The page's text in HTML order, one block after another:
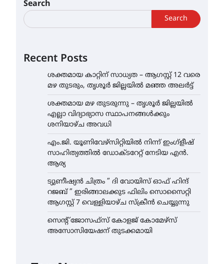
Search
Search
Recent Posts
ശക്തമായ കാറ്റിന് സാധ്യത – ആഗസ്റ്റ് 12 വരെ
മഴ തുടരും, തൃശൂർ ജില്ലയിൽ മഞ്ഞ അലർട്ട്
ശക്തമായ മഴ തുടരുന്നു – തൃശൂർ ജില്ലയിൽ
എല്ലാ വിദ്യാഭ്യാസ സ്ഥാപനങ്ങൾക്കും
ശനിയാഴ്ച അവധി
എം.ജി. യൂണിവേഴ്‌സിറ്റിയിൽ നിന്ന് ഇംഗ്ളീഷ്
സാഹിത്യത്തിൽ ഡോക്ടറേറ്റ് നേടിയ എൻ.
ആര്യ
ട്യുണീഷ്യൻ ചിത്രം ” ദി വോയിസ് ഓഫ് ഹിന്ദ്
റജബ് ” ഇരിങ്ങാലക്കുട ഫിലിം സൊസൈറ്റി
ആഗസ്റ്റ് 7 വെള്ളിയാഴ്ച സ്‌ക്രീൻ ചെയ്യുന്നു
സെന്റ് ജോസഫ്സ് കോളജ് കോമേഴ്‌സ്
അസോസിയേഷന് തുടക്കമായി